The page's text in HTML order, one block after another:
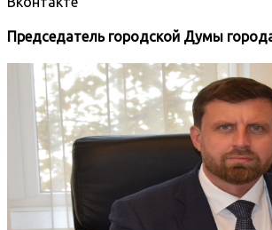
Председатель городской Думы